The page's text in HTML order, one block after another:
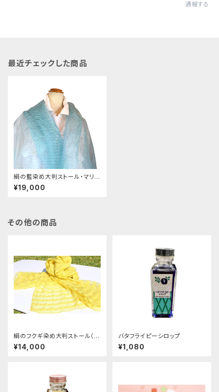
通報する
最近チェックした商品
絹の藍染め大判ストール・マリン
ブルー（送料無料）
¥19,000
その他の商品
絹のフクギ染め大判ストール（送
料無料）
¥14,000
バタフライピーシロップ
¥1,080